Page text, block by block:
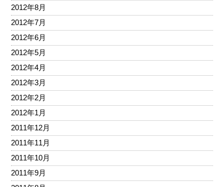
2012年8月
2012年7月
2012年6月
2012年5月
2012年4月
2012年3月
2012年2月
2012年1月
2011年12月
2011年11月
2011年10月
2011年9月